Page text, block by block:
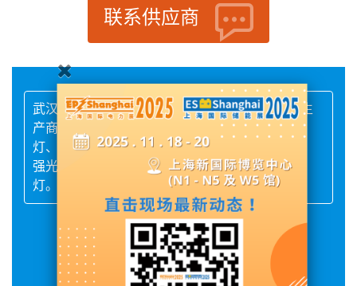
联系供应商
武汉宗普照明有限公司是一家专业工业照明灯具生
产商、服务商。主要生产LED防爆灯、防爆照明
灯、LED防眩平台灯、LED投光灯、LED泛光灯、
强光防爆电筒、手提式探照灯、多功能升降工作
灯。
展品详情